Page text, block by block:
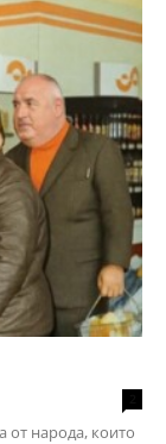
от народа, които